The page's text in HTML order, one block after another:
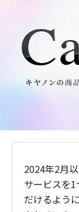
2024年2月
サービスを
だけるよう